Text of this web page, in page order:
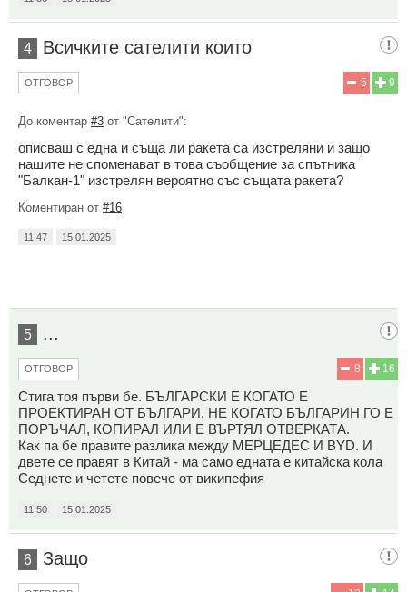
4 Всичките сателити които
9
5
ОТГОВОР
До коментар #3 от "Сателити":
описваш с една и съща ли ракета са изстреляни и защо
нашите не споменават в това съобщение за спътника
"Балкан-1" изстрелян вероятно със същата ракета?
Коментиран от #16
11:47 15.01.2025
5 ...
16
8
ОТГОВОР
Стига тоя първи бе. БЪЛГАРСКИ Е КОГАТО Е
ПРОЕКТИРАН ОТ БЪЛГАРИ, НЕ КОГАТО БЪЛГАРИН ГО Е
ПОРЪЧАЛ, КОПИРАЛ ИЛИ Е ВЪРТЯЛ ОТВЕРКАТА.
Как па бе правите разлика между МЕРЦЕДЕС И BYD. И
двете се правят в Китай - ма само едната е китайска кола
Седнете и четете повече от википефия
11:50 15.01.2025
6 Защо